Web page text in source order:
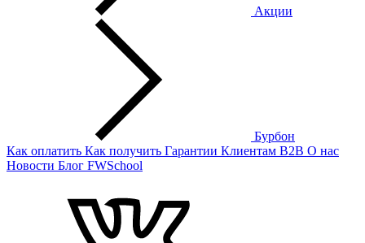
Акции
Бурбон
Как оплатить Как получить Гарантии Клиентам B2B О нас
Новости Блог FWSchool